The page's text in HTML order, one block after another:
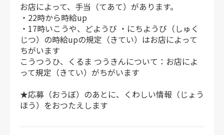
お店によって、手当（てあて）があります。
・22時から時給up
・17時いこうや、どようび ・にちようび（しゅく
じつ）の時給upの規定（きてい）はお店によって
ちがいます
こうつうひ、くるま つうきんについて：お店によ
って規定（きてい）がちがいます
★応募（おうぼ）のあとに、くわしい情報（じょう
ほう）をおつたえします